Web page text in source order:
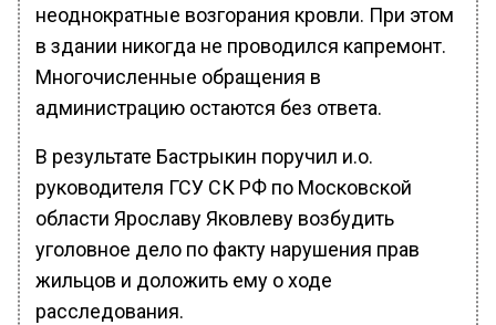
неоднократные возгорания кровли. При этом
в здании никогда не проводился капремонт.
Многочисленные обращения в
администрацию остаются без ответа.
В результате Бастрыкин поручил и.о.
руководителя ГСУ СК РФ по Московской
области Ярославу Яковлеву возбудить
уголовное дело по факту нарушения прав
жильцов и доложить ему о ходе
расследования.